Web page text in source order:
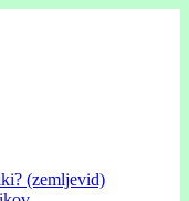
(zemljevid)